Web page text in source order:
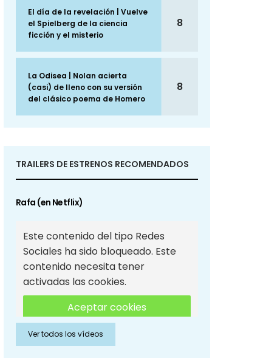
El día de la revelación | Vuelve
el Spielberg de la ciencia
ficción y el misterio
8
La Odisea | Nolan acierta
(casi) de lleno con su versión
del clásico poema de Homero
8
TRAILERS DE ESTRENOS RECOMENDADOS
Rafa (en Netflix)
Este contenido del tipo Redes
Sociales ha sido bloqueado. Este
contenido necesita tener
activadas las cookies.
Aceptar cookies
Aceptar cookies de Redes
Sociales
Ver todos los vídeos